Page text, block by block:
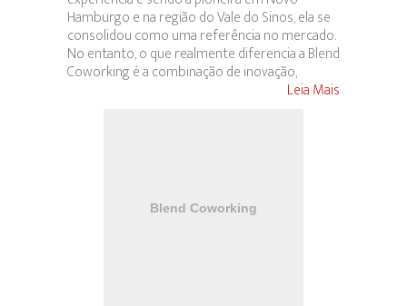
Hamburgo e na região do Vale do Sinos, ela se
consolidou como uma referência no mercado.
No entanto, o que realmente diferencia a Blend
Coworking é a combinação de inovação,
Leia Mais